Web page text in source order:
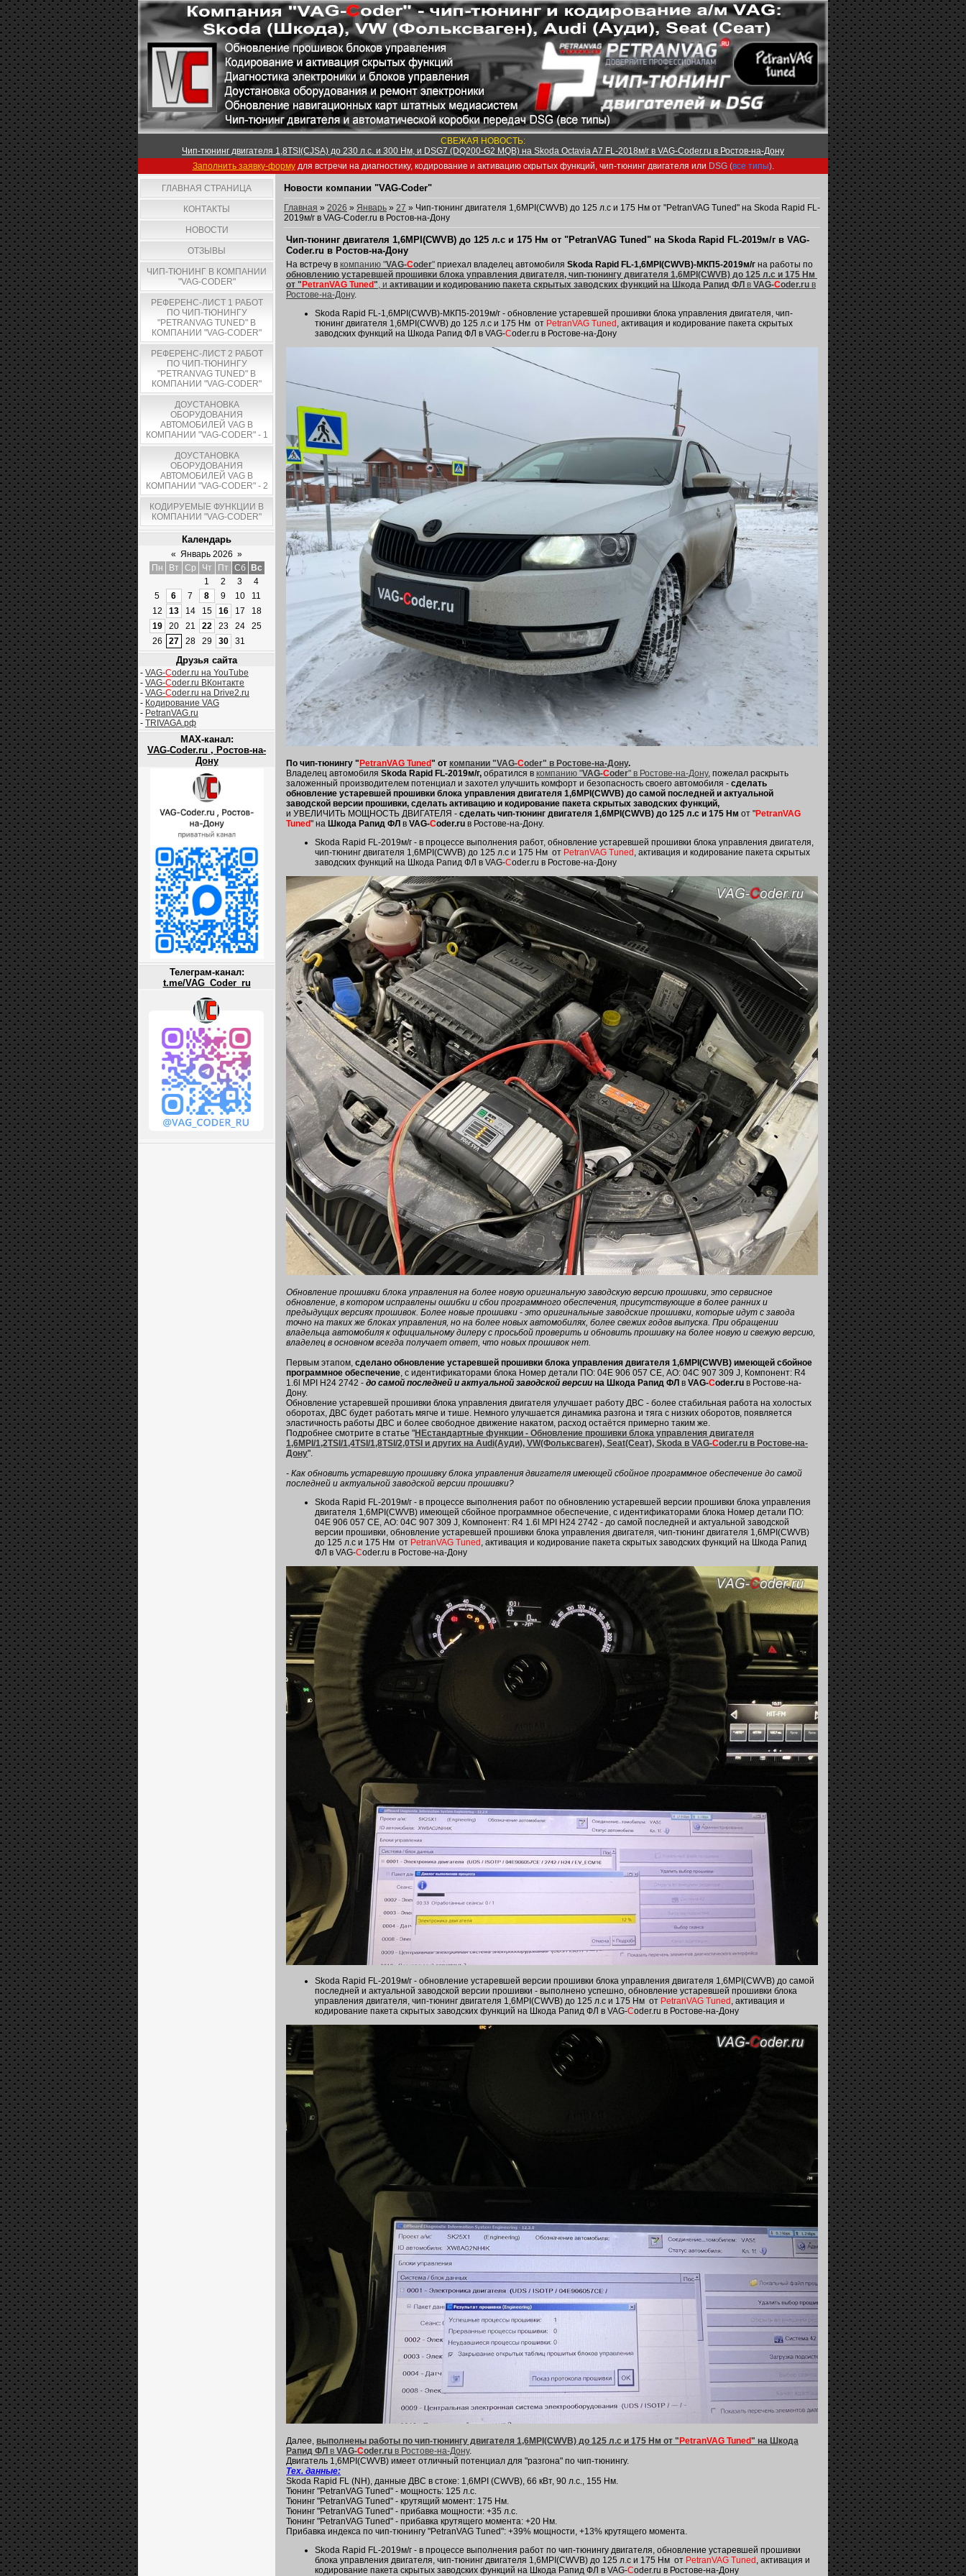
СВЕЖАЯ НОВОСТЬ:
Чип-тюнинг двигателя 1,8TSI(CJSA) до 230 л.с. и 300 Нм, и DSG7 (DQ200-G2 MQB) на Skoda Octavia A7 FL-2018м/г в VAG-Coder.ru в Ростов-на-Дону
Заполнить заявку-формудля встречи на диагностику, кодирование и активацию скрытых функций, чип-тюнинг двигателя или DSG (все типы).
ГЛАВНАЯ СТРАНИЦА
КОНТАКТЫ
НОВОСТИ
ОТЗЫВЫ
ЧИП-ТЮНИНГ В КОМПАНИИ
"VAG-CODER"
РЕФЕРЕНС-ЛИСТ 1 РАБОТ
ПО ЧИП-ТЮНИНГУ
"PETRANVAG TUNED" В
КОМПАНИИ "VAG-CODER"
РЕФЕРЕНС-ЛИСТ 2 РАБОТ
ПО ЧИП-ТЮНИНГУ
"PETRANVAG TUNED" В
КОМПАНИИ "VAG-CODER"
ДОУСТАНОВКА
ОБОРУДОВАНИЯ
АВТОМОБИЛЕЙ VAG В
КОМПАНИИ "VAG-CODER" - 1
ДОУСТАНОВКА
ОБОРУДОВАНИЯ
АВТОМОБИЛЕЙ VAG В
КОМПАНИИ "VAG-CODER" - 2
КОДИРУЕМЫЕ ФУНКЦИИ В
КОМПАНИИ "VAG-CODER"
Календарь
« Январь 2026 »
Пн
Вт Ср Чт Пт Сб
Вс
1
2 3
4
5
6 7 8 9 10
11
12
13 14 15 16 17
18
19
20 21 22 23 24
25
26
27 28 29 30 31
Друзья сайта
- VAG-Coder.ru на YouTube
- VAG-Coder.ru ВКонтакте
- VAG-Coder.ru на Drive2.ru
- Кодирование VAG
- PetranVAG.ru
- TRIVAGA.рф
MAX-канал:
VAG-Coder.ru , Ростов-на-
Дону
Телеграм-канал:
t.me/VAG_Coder_ru
Новости компании "VAG-Coder"
Главная » 2026 » Январь » 27 » Чип-тюнинг двигателя 1,6MPI(CWVB) до 125 л.с и 175 Нм от "PetranVAG Tuned" на Skoda Rapid FL-
2019м/г в VAG-Coder.ru в Ростов-на-Дону
Чип-тюнинг двигателя 1,6MPI(CWVB) до 125 л.с и 175 Нм от "PetranVAG Tuned" на Skoda Rapid FL-2019м/г в VAG-
Coder.ru в Ростов-на-Дону
На встречу в компанию "VAG-Coder" приехал владелец автомобиля Skoda Rapid FL-1,6MPI(CWVB)-МКП5-2019м/г на работы по
обновлению устаревшей прошивки блока управления двигателя, чип-тюнингу двигателя 1,6MPI(CWVB) до 125 л.с и 175 Нм
от " PetranVAG Tuned", и активации и кодированию пакета скрытых заводских функций на Шкода Рапид ФЛ в VAG-Coder.ru в
Ростове-на-Дону.
Skoda Rapid FL-1,6MPI(CWVB)-МКП5-2019м/г - обновление устаревшей прошивки блока управления двигателя, чип-
тюнинг двигателя 1,6MPI(CWVB) до 125 л.с и 175 Нм от PetranVAG Tuned , активация и кодирование пакета скрытых
заводских функций на Шкода Рапид ФЛ в VAG-Coder.ru в Ростове-на-Дону
По чип-тюнингу " PetranVAG Tuned" от компании "VAG-Coder" в Ростове-на-Дону.
Владелец автомобиля Skoda Rapid FL-2019м/г, обратился в компанию "VAG-Coder" в Ростове-на-Дону, пожелал раскрыть
заложенный производителем потенциал и захотел улучшить комфорт и безопасность своего автомобиля - сделать
обновление устаревшей прошивки блока управления двигателя 1,6MPI(CWVB) до самой последней и актуальной
заводской версии прошивки, сделать активацию и кодирование пакета скрытых заводских функций,
и УВЕЛИЧИТЬ МОЩНОСТЬ ДВИГАТЕЛЯ - сделать чип-тюнинг двигателя 1,6MPI(CWVB) до 125 л.с и 175 Нм от "PetranVAG
Tuned" на Шкода Рапид ФЛ в VAG-Coder.ru в Ростове-на-Дону.
Skoda Rapid FL-2019м/г - в процессе выполнения работ, обновление устаревшей прошивки блока управления двигателя,
чип-тюнинг двигателя 1,6MPI(CWVB) до 125 л.с и 175 Нм от PetranVAG Tuned , активация и кодирование пакета скрытых
заводских функций на Шкода Рапид ФЛ в VAG-Coder.ru в Ростове-на-Дону
Обновление прошивки блока управления на более новую оригинальную заводскую версию прошивки, это сервисное
обновление, в котором исправлены ошибки и сбои программного обеспечения, присутствующие в более ранних и
предыдущих версиях прошивок. Более новые прошивки - это оригинальные заводские прошивки, которые идут с завода
точно на таких же блоках управления, но на более новых автомобилях, более свежих годов выпуска. При обращении
владельца автомобиля к официальному дилеру с просьбой проверить и обновить прошивку на более новую и свежую версию,
владелец в основном всегда получает ответ, что новых прошивок нет.
Первым этапом, сделано обновление устаревшей прошивки блока управления двигателя 1,6MPI(CWVB) имеющей сбойное
программное обеспечение, с идентификаторами блока Номер детали ПО: 04E 906 057 CE, АО: 04C 907 309 J, Компонент: R4
1.6l MPI H24 2742 - до самой последней и актуальной заводской версии на Шкода Рапид ФЛ в VAG-Coder.ru в Ростове-на-
Дону.
Обновление устаревшей прошивки блока управления двигателя улучшает работу ДВС - более стабильная работа на холостых
оборотах, ДВС будет работать мягче и тише. Немного улучшается динамика разгона и тяга с низких оборотов, появляется
эластичность работы ДВС и более свободное движение накатом, расход остаётся примерно таким же.
Подробнее смотрите в статье "НЕстандартные функции - Обновление прошивки блока управления двигателя
1,6MPI/1,2TSI/1,4TSI/1,8TSI/2,0TSI и других на Audi(Ауди), VW(Фольксваген), Seat(Сеат), Skoda в VAG-Coder.ru в Ростове-на-
Дону".
- Как обновить устаревшую прошивку блока управления двигателя имеющей сбойное программное обеспечение до самой
последней и актуальной заводской версии прошивки?
Skoda Rapid FL-2019м/г - в процессе выполнения работ по обновлению устаревшей версии прошивки блока управления
двигателя 1,6MPI(CWVB) имеющей сбойное программное обеспечение, с идентификаторами блока Номер детали ПО:
04E 906 057 CE, АО: 04C 907 309 J, Компонент: R4 1.6l MPI H24 2742 - до самой последней и актуальной заводской
версии прошивки, обновление устаревшей прошивки блока управления двигателя, чип-тюнинг двигателя 1,6MPI(CWVB)
до 125 л.с и 175 Нм от PetranVAG Tuned , активация и кодирование пакета скрытых заводских функций на Шкода Рапид
ФЛ в VAG-Coder.ru в Ростове-на-Дону
Skoda Rapid FL-2019м/г - обновление устаревшей версии прошивки блока управления двигателя 1,6MPI(CWVB) до самой
последней и актуальной заводской версии прошивки - выполнено успешно, обновление устаревшей прошивки блока
управления двигателя, чип-тюнинг двигателя 1,6MPI(CWVB) до 125 л.с и 175 Нм от PetranVAG Tuned , активация и
кодирование пакета скрытых заводских функций на Шкода Рапид ФЛ в VAG-Coder.ru в Ростове-на-Дону
Далее, выполнены работы по чип-тюнингу двигателя 1,6MPI(CWVB) до 125 л.с и 175 Нм от " PetranVAG Tuned" на Шкода
Рапид ФЛ в VAG-Coder.ru в Ростове-на-Дону.
Двигатель 1,6MPI(CWVB) имеет отличный потенциал для "разгона" по чип-тюнингу.
Тех. данные:
Skoda Rapid FL (NH), данные ДВС в стоке: 1,6MPI (CWVB), 66 кВт, 90 л.с., 155 Нм.
Тюнинг "PetranVAG Tuned" - мощность: 125 л.с.
Тюнинг "PetranVAG Tuned" - крутящий момент: 175 Нм.
Тюнинг "PetranVAG Tuned" - прибавка мощности: +35 л.с.
Тюнинг "PetranVAG Tuned" - прибавка крутящего момента: +20 Нм.
Прибавка индекса по чип-тюнингу "PetranVAG Tuned": +39% мощности, +13% крутящего момента.
Skoda Rapid FL-2019м/г - в процессе выполнения работ по чип-тюнингу двигателя, обновление устаревшей прошивки
блока управления двигателя, чип-тюнинг двигателя 1,6MPI(CWVB) до 125 л.с и 175 Нм от PetranVAG Tuned , активация и
кодирование пакета скрытых заводских функций на Шкода Рапид ФЛ в VAG-Coder.ru в Ростове-на-Дону